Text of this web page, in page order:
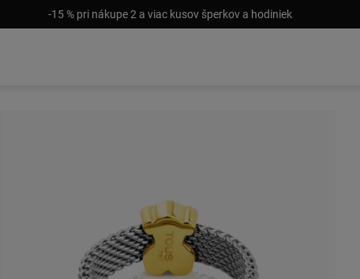
-15 % pri nákupe 2 a viac kusov šperkov a hodiniek